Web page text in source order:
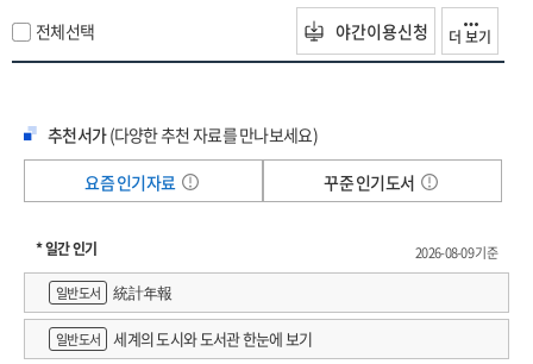
전체선택 야간이용신청 더 보기
추천서가(다양한 추천 자료를 만나보세요)
요즘 인기자료
꾸준 인기도서
* 일간 인기
2026-08-09 기준
일반도서
統計年報
일반도서 세계의 도시와 도서관 한눈에 보기